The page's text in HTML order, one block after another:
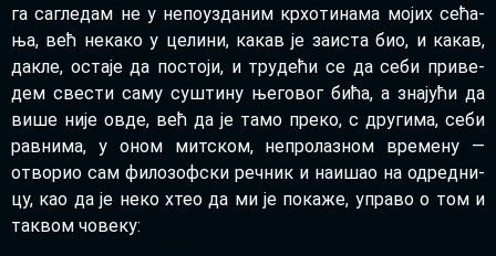
га са­гле­дам не у не­по­у­зда­ним кр­хо­ти­на­ма мо­јих се­ћа­
ња, већ не­ка­ко у це­ли­ни, ка­кав је за­и­ста био, и ка­кав,
да­кле, оста­је да по­сто­ји, и тру­де­ћи се да се­би при­ве­
дем све­сти са­му су­шти­ну ње­го­вог би­ћа, а зна­ју­ћи да
ви­ше ни­је ов­де, већ да је та­мо пре­ко, с дру­ги­ма, се­би
рав­ни­ма, у оном мит­ском, не­про­ла­зном вре­ме­ну —
отво­рио сам фи­ло­зоф­ски реч­ник и на­и­шао на од­ред­ни­
цу, као да је не­ко хтео да ми је по­ка­же, упра­во о том и
та­квом чо­ве­ку: